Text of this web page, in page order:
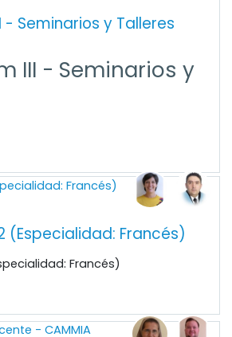
- Seminarios y Talleres
III - Seminarios y
(Especialidad: Francés)
Francés)